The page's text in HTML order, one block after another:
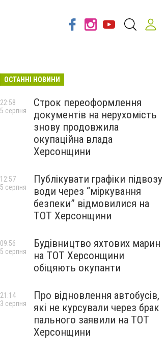
ОСТАННІ НОВИНИ
Строк переоформлення
документів на нерухомість
знову продовжила
окупаційна влада
Херсонщини
22:58
5 серпня
Публікувати графіки підвозу
води через “міркування
безпеки” відмовилися на
ТОТ Херсонщини
12:57
5 серпня
Будівництво яхтових марин
на ТОТ Херсонщини
обіцяють окупанти
09:56
5 серпня
Про відновлення автобусів,
які не курсували через брак
пального заявили на ТОТ
Херсонщини
21:14
3 серпня